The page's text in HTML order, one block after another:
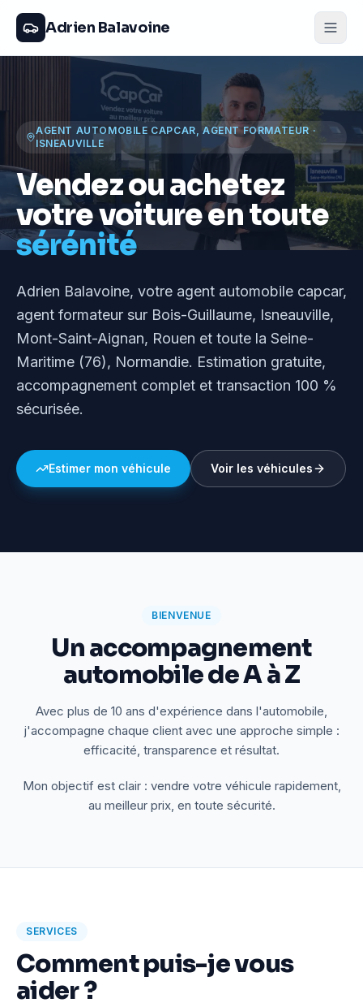
Adrien Balavoine
AGENT AUTOMOBILE CAPCAR, AGENT FORMATEUR ·
ISNEAUVILLE
Vendez ou achetez
votre voiture en toute
sérénité
Adrien Balavoine, votre agent automobile capcar,
agent formateur sur Bois-Guillaume, Isneauville,
Mont-Saint-Aignan, Rouen et toute la Seine-
Maritime (76), Normandie. Estimation gratuite,
accompagnement complet et transaction 100 %
sécurisée.
Estimer mon véhicule Voir les véhicules
BIENVENUE
Un accompagnement
automobile de A à Z
Avec plus de 10 ans d'expérience dans l'automobile,
j'accompagne chaque client avec une approche simple :
efficacité, transparence et résultat.
Mon objectif est clair : vendre votre véhicule rapidement,
au meilleur prix, en toute sécurité.
SERVICES
Comment puis-je vous
aider ?